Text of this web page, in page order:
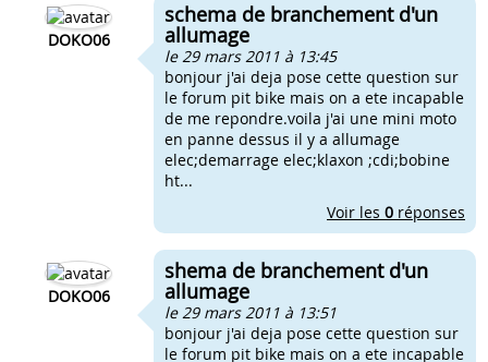
DOKO06
schema de branchement d'un
allumage
le 29 mars 2011 à 13:45
bonjour j'ai deja pose cette question sur
le forum pit bike mais on a ete incapable
de me repondre.voila j'ai une mini moto
en panne dessus il y a allumage
elec;demarrage elec;klaxon ;cdi;bobine
ht...
Voir les 0 réponses
DOKO06
shema de branchement d'un
allumage
le 29 mars 2011 à 13:51
bonjour j'ai deja pose cette question sur
le forum pit bike mais on a ete incapable